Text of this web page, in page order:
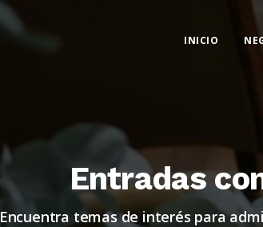
INICIO
Entradas
Encuentra temas de interés para